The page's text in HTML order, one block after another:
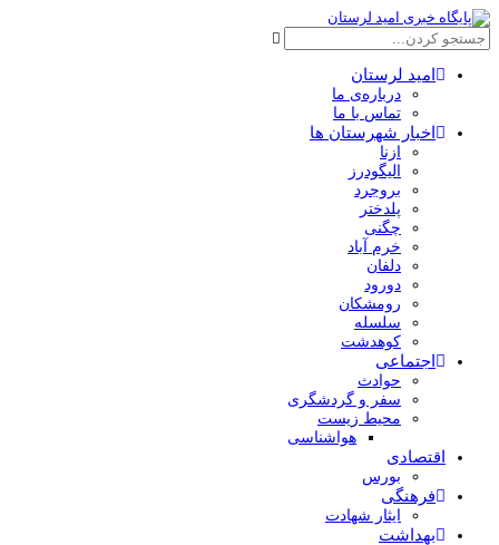
امید لرستان
درباره‌ی ما
تماس با ما
اخبار شهرستان ها
ازنا
الیگودرز
بروجرد
پلدختر
چگنی
خرم آباد
دلفان
دورود
رومشکان
سلسله
کوهدشت
اجتماعی
حوادث
سفر و گردشگری
محیط زیست
هواشناسی
اقتصادی
بورس
فرهنگی
ایثار شهادت
بهداشت